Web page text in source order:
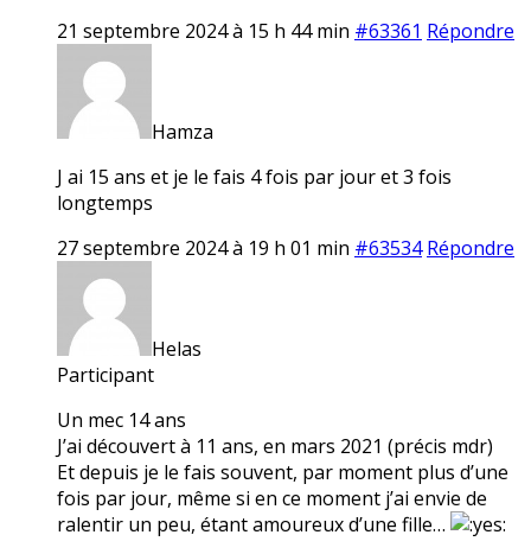
21 septembre 2024 à 15 h 44 min #63361 Répondre
Hamza
J ai 15 ans et je le fais 4 fois par jour et 3 fois
longtemps
27 septembre 2024 à 19 h 01 min #63534 Répondre
Helas
Participant
Un mec 14 ans
J’ai découvert à 11 ans, en mars 2021 (précis mdr)
Et depuis je le fais souvent, par moment plus d’une
fois par jour, même si en ce moment j’ai envie de
ralentir un peu, étant amoureux d’une fille…